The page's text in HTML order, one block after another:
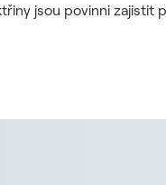
jsou povinni